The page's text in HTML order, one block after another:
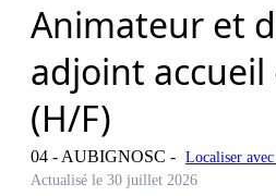
Animateur et
adjoint accueil
(H/F)
04 - AUBIGNOSC - Localiser
Actualisé le 30 juillet 2026